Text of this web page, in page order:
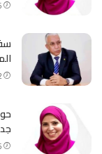
6
22
5